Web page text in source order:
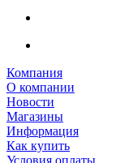
Компания
О компании
Новости
Магазины
Информация
Как купить